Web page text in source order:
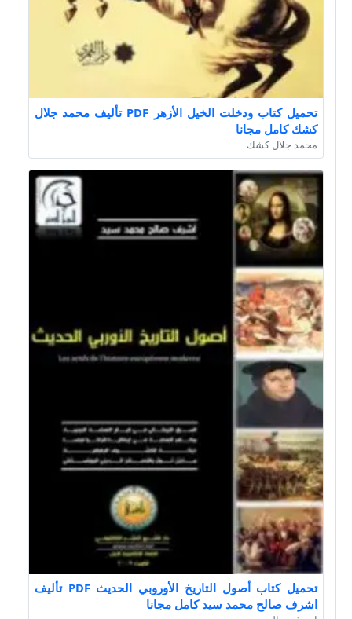
تحميل كتاب ودخلت الخيل الأزهر PDF تأليف محمد جلال
كشك كامل مجانا
محمد جلال كشك
تحميل كتاب أصول التاريخ الأوروبي الحديث PDF تأليف
اشرف صالح محمد سيد كامل مجانا